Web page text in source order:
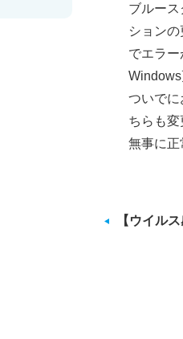
ブルー
ション
でエラ
ついでに
ちらも
無事に正
【ウイル